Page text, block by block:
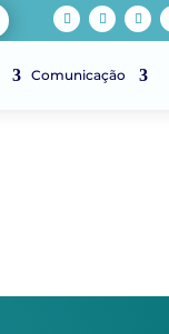
Comunicação